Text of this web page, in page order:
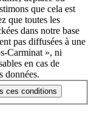
que cela est
que toutes les
dans notre base
pas diffusées à une
Carminat », ni
en cas de
données.